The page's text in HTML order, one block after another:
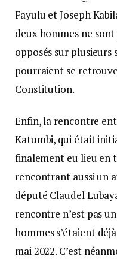
Fayulu et Joseph
deux hommes ne
opposés sur plusieurs
pourraient se
Constitution.
Enfin, la rencontre
Katumbi, qui était
finalement eu lieu en
rencontrant aussi un
député Claudel
rencontre n’est pas
hommes s’étaient
mai 2022. C’est